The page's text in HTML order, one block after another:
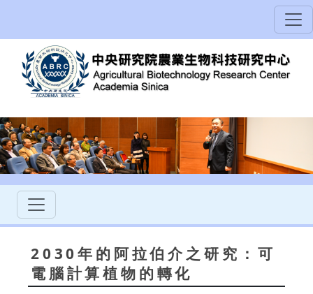
2030年的阿拉伯介之研究：可
電腦計算植物的轉化